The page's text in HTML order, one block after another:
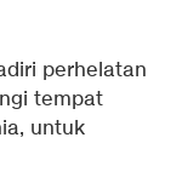
perhelatan
tempat
untuk